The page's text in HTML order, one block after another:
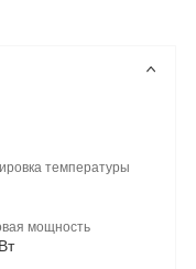
температуры
мощность